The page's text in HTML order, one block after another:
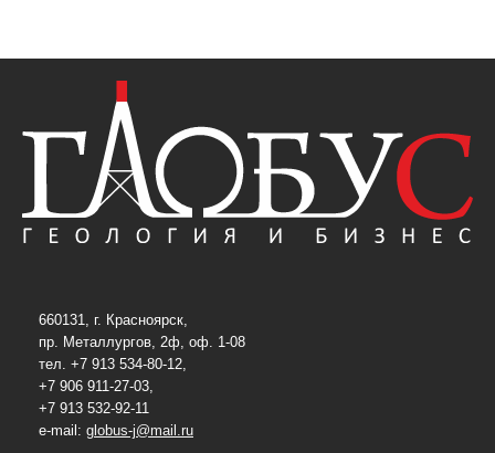
660131, г. Красноярск,
пр. Металлургов, 2ф, оф. 1-08
тел. +7 913 534-80-12,
+7 906 911-27-03,
+7 913 532-92-11
e-mail: globus-j@mail.ru